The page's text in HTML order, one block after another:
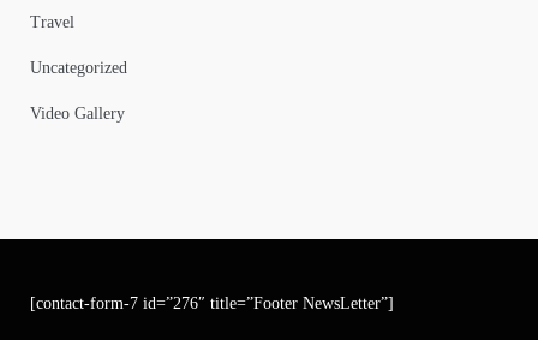
Travel
Uncategorized
Video Gallery
[contact-form-7 id=”276″ title=”Footer NewsLetter”]